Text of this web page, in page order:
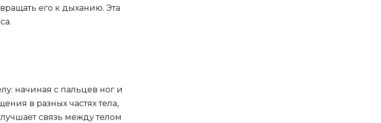
его к дыханию. Эта
начиная с пальцев ног и
в разных частях тела,
связь между телом